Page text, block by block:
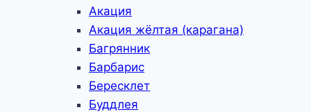
Акация
Акация жёлтая (карагана)
Багрянник
Барбарис
Бересклет
Буддлея